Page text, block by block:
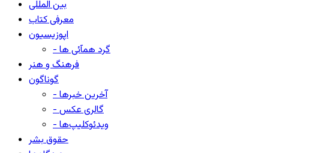
بین المللی
معرفی کتاب
اپوزیسیون
- گرد همآئی ها
فرهنگ و هنر
گوناگون
- آخرین خبرها
- گالری عکس
- ویدئوکلیپ‌ها
حقوق بشر